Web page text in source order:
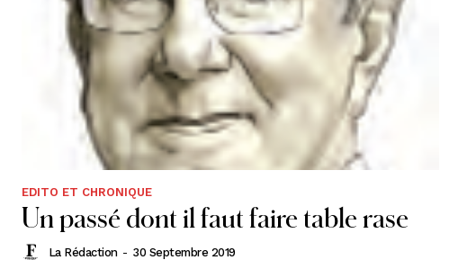
EDITO ET CHRONIQUE
Un passé dont il faut faire table rase
La Rédaction - 30 Septembre 2019